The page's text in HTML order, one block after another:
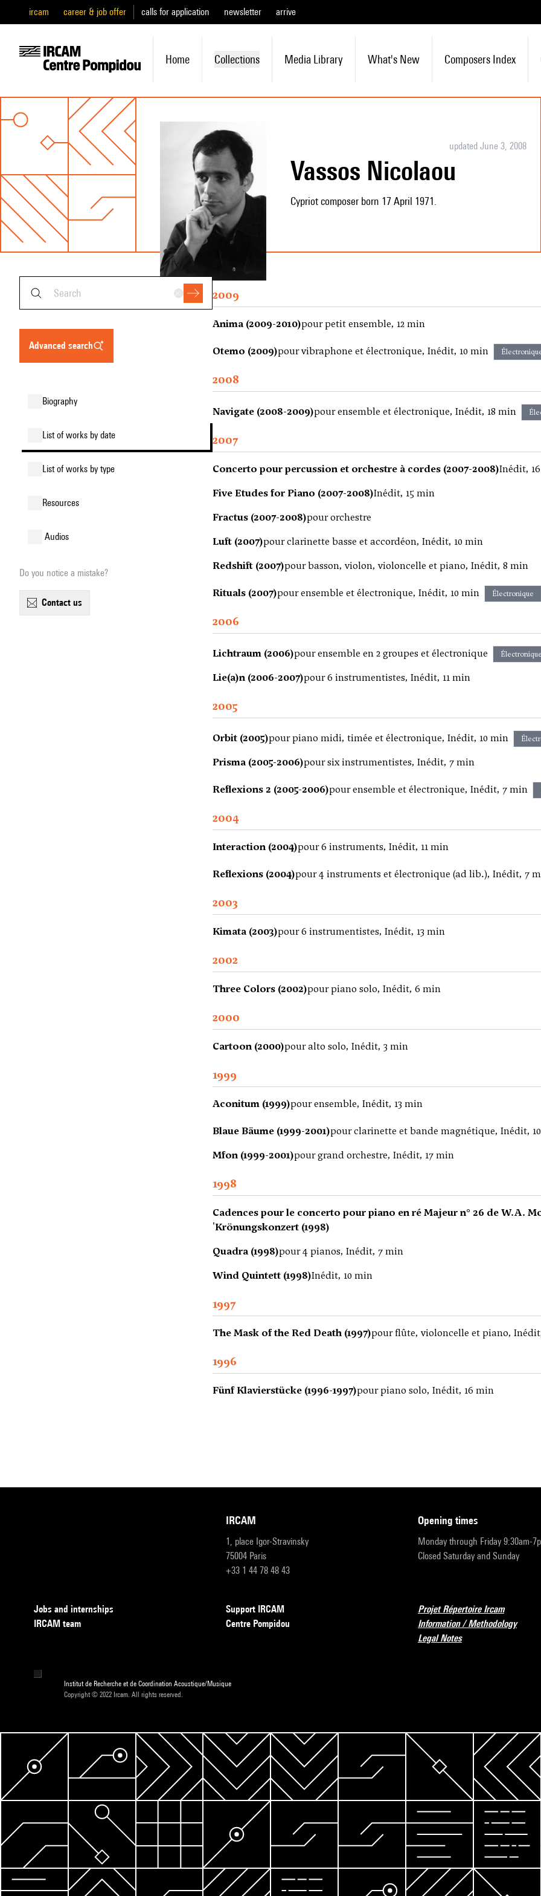
ircam career & job offer calls for application newsletter arrive
Home Collections Media Library What's New Composers Index
updated June 3, 2008
Vassos Nicolaou
Cypriot composer born 17 April 1971.
advanced search
biography
list of works by date
list of works by type
resources
audios
Do you notice a mistake?
contact us
2009
Anima (2009-2010)pour petit ensemble, 12 min
Otemo (2009)pour vibraphone et électronique, Inédit, 10 min
2008
Navigate (2008-2009)pour ensemble et électronique, Inédit, 18 min
2007
Concerto pour percussion et orchestre à cordes (2007-2008)Inédit,
Five Etudes for Piano (2007-2008)Inédit, 15 min
Fractus (2007-2008)pour orchestre
Luft (2007)pour clarinette basse et accordéon, Inédit, 10 min
Redshift (2007)pour basson, violon, violoncelle et piano, Inédit, 8 min
Rituals (2007)pour ensemble et électronique, Inédit, 10 min Électronique
2006
Lichtraum (2006)pour ensemble en 2 groupes et électronique Électronique
Lie(a)n (2006-2007)pour 6 instrumentistes, Inédit, 11 min
2005
Orbit (2005)pour piano midi, timée et électronique, Inédit, 10 min
Prisma (2005-2006)pour six instrumentistes, Inédit, 7 min
Reflexions 2 (2005-2006)pour ensemble et électronique, Inédit, 7 min
2004
Interaction (2004)pour 6 instruments, Inédit, 11 min
Reflexions (2004)pour 4 instruments et électronique (ad lib.), Inédit, 7
2003
Kimata (2003)pour 6 instrumentistes, Inédit, 13 min
2002
Three Colors (2002)pour piano solo, Inédit, 6 min
2000
Cartoon (2000)pour alto solo, Inédit, 3 min
1999
Aconitum (1999)pour ensemble, Inédit, 13 min
Blaue Bäume (1999-2001)pour clarinette et bande magnétique, Inédit,
Mfon (1999-2001)pour grand orchestre, Inédit, 17 min
1998
Cadences pour le concerto pour piano en ré Majeur n° 26 de W.A.
'Krönungskonzert (1998)
Quadra (1998)pour 4 pianos, Inédit, 7 min
Wind Quintett (1998)Inédit, 10 min
1997
The Mask of the Red Death (1997)pour flûte, violoncelle et piano,
1996
Fünf Klavierstücke (1996-1997)pour piano solo, Inédit, 16 min
IRCAM
1, place Igor-Stravinsky
75004 Paris
+33 1 44 78 48 43
opening times
Monday through Friday 9:30am-
Closed Saturday and Sunday
Jobs and internships
IRCAM team
Support IRCAM
Centre Pompidou
Projet Répertoire Ircam
Information / Methodology
Legal Notes
Institut de Recherche et de Coordination Acoustique/Musique
Copyright © 2022 Ircam. All rights reserved.